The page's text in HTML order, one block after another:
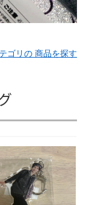
ゴリの 商品を探す